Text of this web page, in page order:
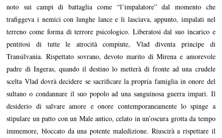
noto sui campi di battaglia come “l’impalatore” dal momento che
trafiggeva i nemici con lunghe lance e li lasciava, appunto, impalati nel
terreno come forma di terrore psicologico. Liberatosi dal suo incarico e
pentitosi di tutte le atrocità compiute, Vlad diventa principe di
Transilvania. Rispettato sovrano, devoto marito di Mirena e amorevole
padre di Ingeras, quando il destino lo metterà di fronte ad una crudele
scelta Vlad dovrà decidere se sacrificare la propria famiglia in onore del
sultano o condannare il suo popolo ad una sanguinosa guerra impari. Il
desiderio di salvare amore e onore contemporaneamente lo spinge a
stipulare un patto con un Male antico, celato in un’oscura grotta da tempo
immemore, bloccato da una potente maledizione. Riuscirà a rispettare il